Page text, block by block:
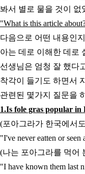
봐서 별로 물을 것이 없
"What is this article
다음으로 어떤 내용인
아는 데로 이해한 데로
선생님은 엄청 잘 했다
착각이 들기도 하면서
관련된 몇가지 질문을
1.Is fole gras popular in
(포아그라가 한국에서
"I've never eatten or seen
(나는 포아그라를 먹어
"I have known them last